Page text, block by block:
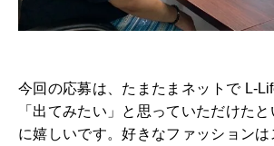
今回の応募は、たまたまネットで L-
「出てみたい」と思っていただけた
に嬉しいです。好きなファッション